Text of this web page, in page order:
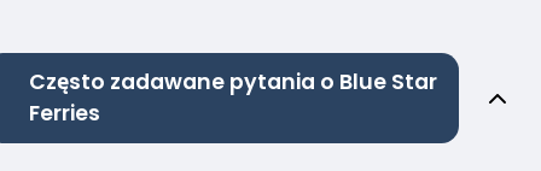
Często zadawane pytania o Blue Star
Ferries